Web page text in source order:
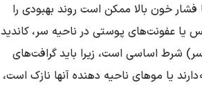
فشار خون بالا ممکن است روند بهبودی را
یا عفونت‌های پوستی در ناحیه سر، کاندید
شرط اساسی است، زیرا باید گرافت‌های
یا موهای ناحیه دهنده آنها نازک است،